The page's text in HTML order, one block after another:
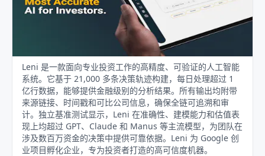
Leni 是一款面向专业投资工作的高精度、可验证的人工智能
系统。它基于 21,000 多条决策轨迹构建，每日处理超过 1
亿行数据，能够提供金融级别的分析结果。所有输出均附带
来源链接、时间戳和可比公司信息，确保全链可追溯和审
计。独立基准测试显示，Leni 在准确性、建模能力和估值表
现上均超过 GPT、Claude 和 Manus 等主流模型，为团队在
涉及数百万资金的决策中提供可靠依据。Leni 为 Google 创
业项目孵化企业，专为投资者打造的高可信度机器。